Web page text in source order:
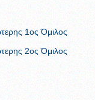
1ος Όμιλος
2ος Όμιλος